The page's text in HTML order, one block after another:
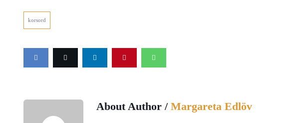
korsord
About Author / Margareta Edlöv